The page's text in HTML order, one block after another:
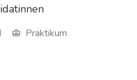
Praktikum